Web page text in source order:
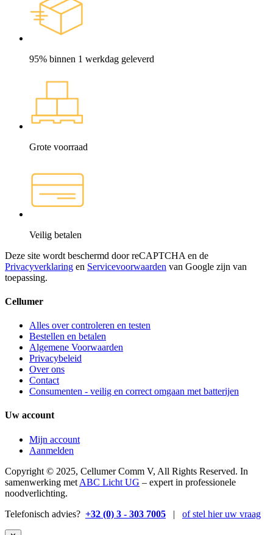
95% binnen 1 werkdag geleverd
Grote voorraad
Veilig betalen
Deze site wordt beschermd door reCAPTCHA en de
Privacyverklaring en Servicevoorwaarden van Google zijn van
toepassing.
Cellumer
Alles over controleren en testen
Bestellen en betalen
Algemene Voorwaarden
Privacybeleid
Over ons
Contact
Consumenten - veilig en correct omgaan met batterijen
Uw account
Mijn account
Aanmelden
Copyright © 2025, Cellumer Comm V, All Rights Reserved. In
samenwerking met ABC Licht UG – expert in professionele
noodverlichting.
Telefonisch advies? +32 (0) 3 - 303 7005 | of stel hier uw vraag